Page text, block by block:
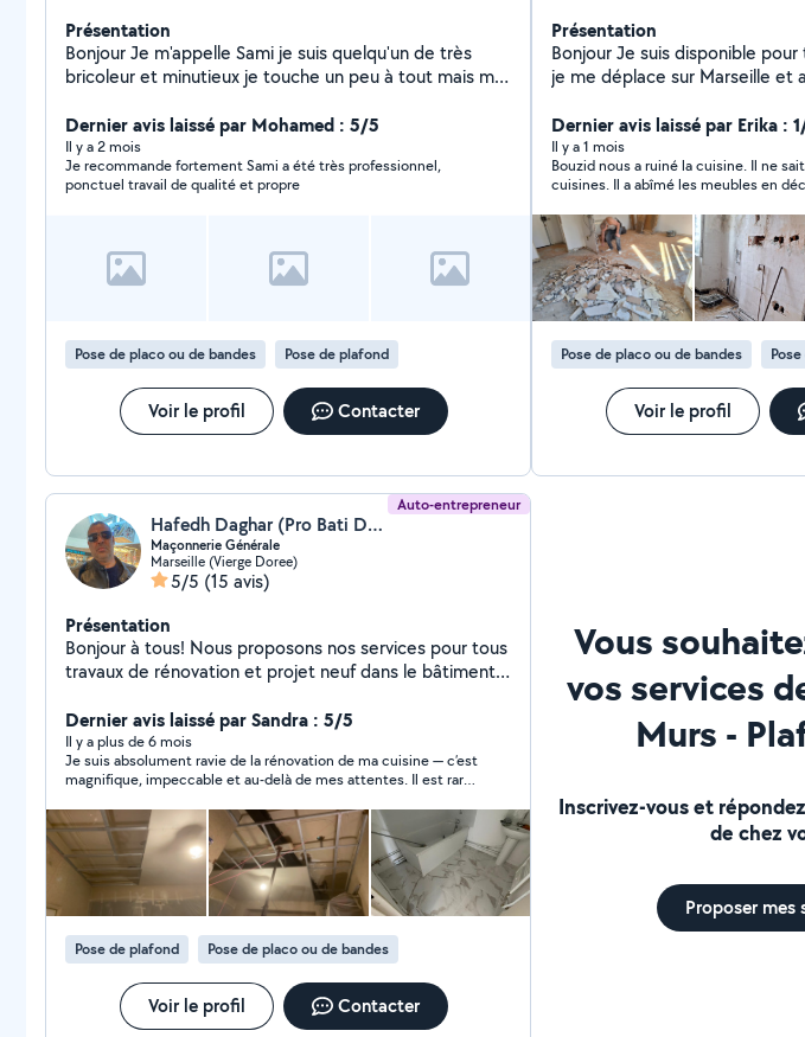
Présentation
Bonjour Je m'appelle Sami je suis quelqu'un de très
bricoleur et minutieux je touche un peu à tout mais ma
c'est la satisfaction du client. Alors je me permets de
vous proposez mes services pour la réalisation de vos
travaux de peinture ou rebouchage, ratissage et
finition. Neuf, rafraîchissement ou rénovation. Plafonds,
ect Protection des surfaces Préparation des supports
Traitement des fissures Réalisation d'enduit partiel ou
couche d'impression et 2 couches de finition. -
Nettoyage de fin de chantier. Qualité de service
irréprochable et prix imbattables Pour plus
d'informations n'hésitez pas à me contacter à très
bientôt j'espère Cordialement.
Dernier avis laissé par Mohamed : 5/5
Il y a 2 mois
Je recommande fortement Sami a été très professionnel,
ponctuel travail de qualité et propre
Pose de placo ou de bandes Pose de plafond
Voir le profil Contacter
Présentation
Bonjour Je suis disponible pour tout types de travaux,
je me déplace sur Marseille et
Dernier avis laissé par Erika :
Il y a 1 mois
Bouzid nous a ruiné la cuisine. Il ne
cuisines. Il a abîmé les meubles en
pas nécessaires. Nous avons jeté
Pose de placo ou de bandes
Voir le profil
Auto-entrepreneur
Hafedh Daghar (Pro Bati Daghar)
Maçonnerie Générale
Marseille (Vierge Doree)
5/5 (15 avis)
Présentation
Bonjour à tous! Nous proposons nos services pour tous
travaux de rénovation et projet neuf dans le bâtiment
plomberie, électricité, carrelage, placo, parquet,
toiture, charpente, peinture, soudure, gouttière,
etanchéité, salle de bain, plafond , isolation intérieure,
extérieure, façade poser des portes et fenêtres, on
PVC, double vitrage et boissons
Dernier avis laissé par Sandra : 5/5
Il y a plus de 6 mois
Je suis absolument ravie de la rénovation de ma cuisine — c’est
magnifique, impeccable et au-delà de mes attentes. Il est rare
attentif aux détails. MR Daghar a fait preuve d’un
professionnalisme sans faille, d’une bienveillance constante et
d’une honnêteté qui m’a beaucoup rassuré . Chaque étape du
chantier était parfaitement planifiée, sans surprise, toujours
avec le souci du travail bien fait. Le résultat est splendide : une
cuisine à la fois fonctionnelle et esthétique, réalisée avec soin,
passion et expertise — un vrai travail de maître. Je
recommande sans hésitation mR Daghar à tous ceux qui
cherchent un travailleur de confiance, capable de transformer
vos projets avec sérieux, talent et loyauté . Merci encore à lui :
c’est un maçon exceptionnel, et je n’hésiterai pas à le
recommander autour de moi ou à retravailler avec lui dans le
Pose de plafond Pose de placo ou de bandes
Voir le profil Contacter
Vous
vos services
Murs -
Inscrivez-vous et
de chez
Proposer mes